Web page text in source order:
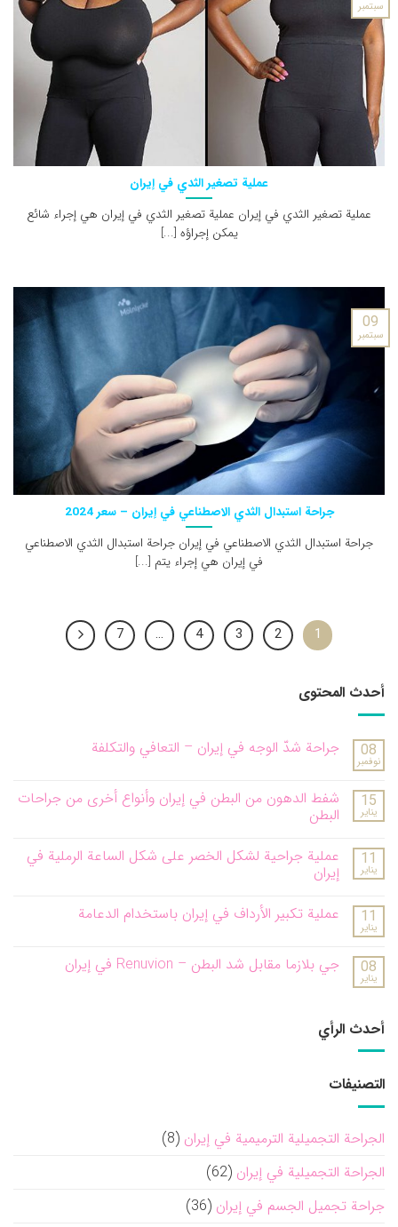
عملية تصغير الثدي في إيران
عملية تصغير الثدي في إيران عملية تصغير الثدي في إيران هي إجراء شائع
يمكن إجراؤه [...]
سبتمبر
جراحة استبدال الثدي الاصطناعي في إيران – سعر 2024
جراحة استبدال الثدي الاصطناعي في إيران جراحة استبدال الثدي الاصطناعي
في إيران هي إجراء يتم [...]
09
سبتمبر
1
2
3
4
…
7
أحدث المحتوى
08
نوفمبر
جراحة شدّ الوجه في إيران – التعافي والتكلفة
15
يناير
شفط الدهون من البطن في إيران وأنواع أخرى من جراحات
البطن
11
يناير
عملية جراحية لشكل الخصر على شكل الساعة الرملية في
إيران
11
يناير
عملية تكبير الأرداف في إيران باستخدام الدعامة
08
يناير
جي بلازما مقابل شد البطن – Renuvion في إيران
أحدث الرأي
التصنيفات
الجراحة التجميلية الترميمية في إيران (8)
الجراحة التجميلية في إيران (62)
جراحة تجميل الجسم في إيران (36)